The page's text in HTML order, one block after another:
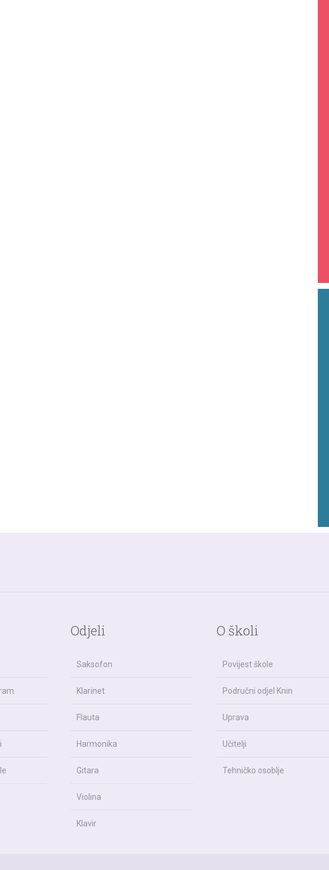
Odjeli
Saksofon
Klarinet
Flauta
Harmonika
Gitara
Violina
Klavir
O školi
Povijest škole
Područni odjel Knin
Uprava
Učitelji
Tehničko osoblje